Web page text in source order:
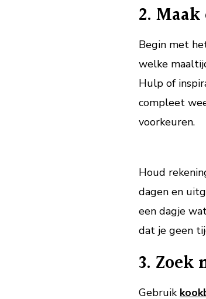
2.
Begin met
welke
Hulp of
compleet
voorkeuren.
Houd
dagen en
een dagje
dat je geen
3. Zoek
Gebruik